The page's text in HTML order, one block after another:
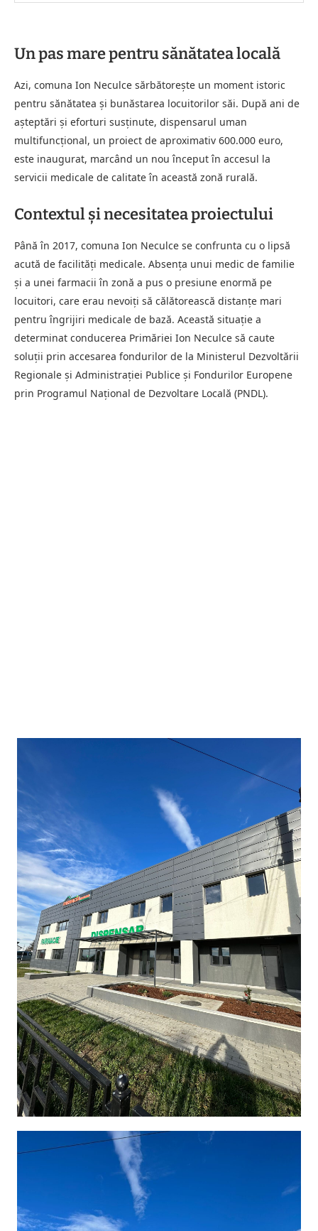
Un pas mare pentru sănătatea locală
Azi, comuna Ion Neculce sărbătorește un moment istoric
pentru sănătatea și bunăstarea locuitorilor săi. După ani de
așteptări și eforturi susținute, dispensarul uman
multifuncțional, un proiect de aproximativ 600.000 euro,
este inaugurat, marcând un nou început în accesul la
servicii medicale de calitate în această zonă rurală.
Contextul și necesitatea proiectului
Până în 2017, comuna Ion Neculce se confrunta cu o lipsă
acută de facilități medicale. Absența unui medic de familie
și a unei farmacii în zonă a pus o presiune enormă pe
locuitori, care erau nevoiți să călătorească distanțe mari
pentru îngrijiri medicale de bază. Această situație a
determinat conducerea Primăriei Ion Neculce să caute
soluții prin accesarea fondurilor de la Ministerul Dezvoltării
Regionale și Administrației Publice și Fondurilor Europene
prin Programul Național de Dezvoltare Locală (PNDL).